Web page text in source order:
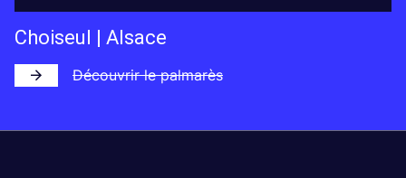
Choiseul | Alsace
Découvrir le palmarès